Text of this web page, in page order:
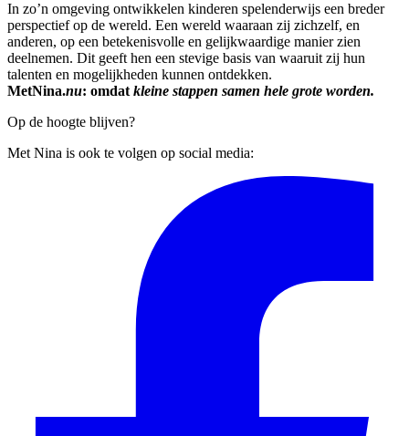
In zo’n omgeving ontwikkelen kinderen spelenderwijs een breder
perspectief op de wereld. Een wereld waaraan zij zichzelf, en
anderen, op een betekenisvolle en gelijkwaardige manier zien
deelnemen. Dit geeft hen een stevige basis van waaruit zij hun
talenten en mogelijkheden kunnen ontdekken.
MetNina.nu: omdat kleine stappen samen hele grote worden.
Op de hoogte blijven?
Met Nina is ook te volgen op social media: